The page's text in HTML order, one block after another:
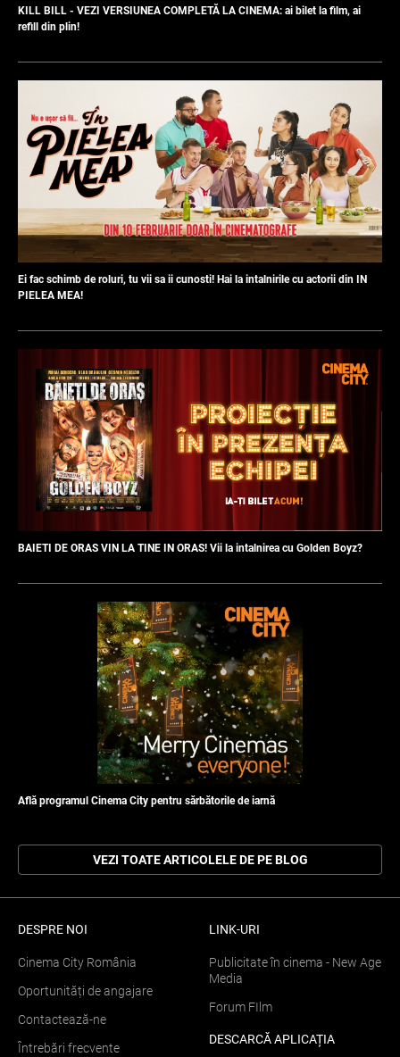
KILL BILL - VEZI VERSIUNEA COMPLETĂ LA CINEMA: ai bilet la film, ai
refill din plin!
Ei fac schimb de roluri, tu vii sa ii cunosti! Hai la intalnirile cu actorii din IN
PIELEA MEA!
BAIETI DE ORAS VIN LA TINE IN ORAS! Vii la intalnirea cu Golden Boyz?
Află programul Cinema City pentru sărbătorile de iarnă
VEZI TOATE ARTICOLELE DE PE BLOG
DESPRE NOI
Cinema City România
Oportunități de angajare
Contactează-ne
Întrebări frecvente
LINK-URI
Publicitate în cinema - New Age
Media
Forum FIlm
DESCARCĂ APLICAȚIA